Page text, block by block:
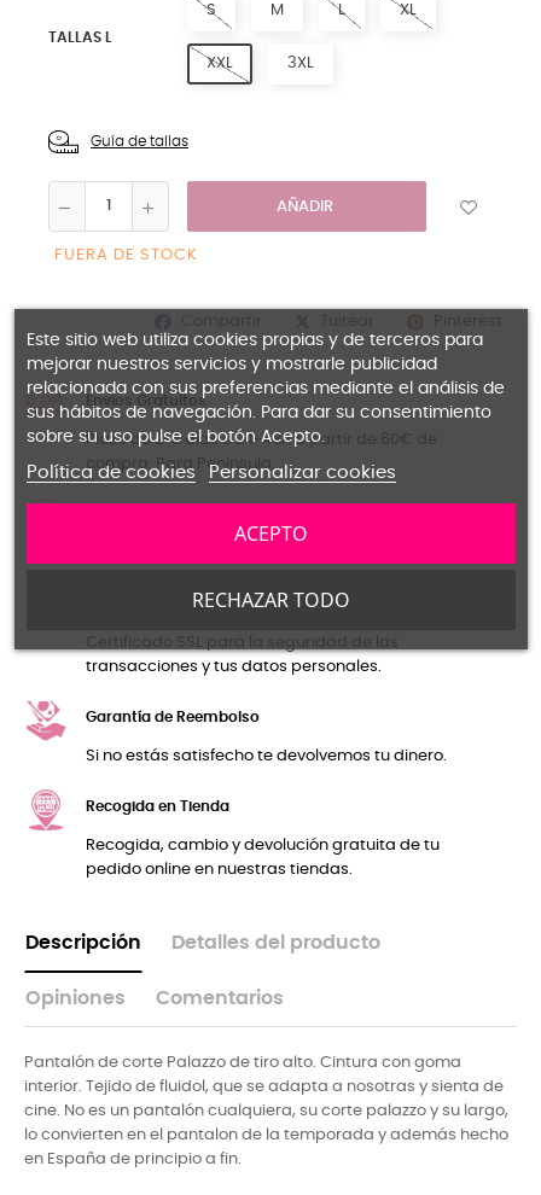
TALLAS L
S M L XL
XXL 3XL
Guía de tallas
AÑADIR
FUERA DE STOCK
Envíos Gratuítos
Plazo de 2-5 días o 24-48h a partir de 60€ de
compra. Para Península.
Certificado SSL para la seguridad de las
transacciones y tus datos personales.
Garantía de Reembolso
Si no estás satisfecho te devolvemos tu dinero.
Recogida en Tienda
Recogida, cambio y devolución gratuita de tu
pedido online en nuestras tiendas.
Descripción Detalles del producto
Opiniones Comentarios
Pantalón de corte Palazzo de tiro alto. Cintura con goma
interior. Tejido de fluidol, que se adapta a nosotras y sienta de
cine. No es un pantalón cualquiera, su corte palazzo y su largo,
lo convierten en el pantalon de la temporada y además hecho
en España de principio a fin.
Este sitio web utiliza cookies propias y de terceros para
mejorar nuestros servicios y mostrarle publicidad
relacionada con sus preferencias mediante el análisis de
sus hábitos de navegación. Para dar su consentimiento
sobre su uso pulse el botón Acepto.
Política de cookies Personalizar cookies
RECHAZAR TODO
ACEPTO